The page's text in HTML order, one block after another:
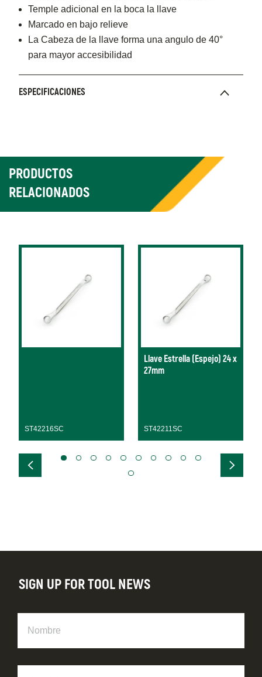
Temple adicional en la boca la llave
Marcado en bajo relieve
La Cabeza de la llave forma una angulo de 40°
para mayor accesibilidad
ESPECIFICACIONES
PRODUCTOS
RELACIONADOS
ST42216SC
Llave Estrella (Espejo) 24 x
27mm
ST42211SC
SIGN UP FOR TOOL NEWS